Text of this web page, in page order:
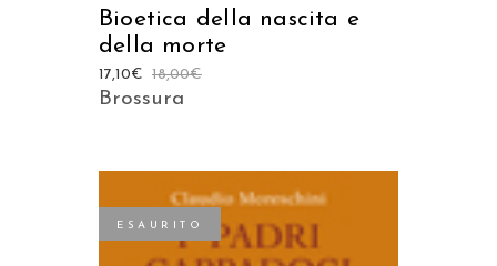
Bioetica della nascita e
della morte
18,00€
17,10€
Brossura
ESAURITO